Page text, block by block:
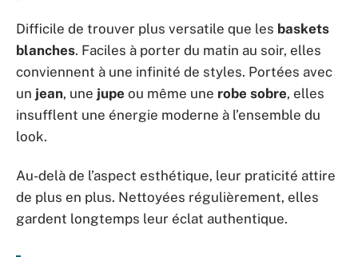
Difficile de trouver plus versatile que les baskets
blanches. Faciles à porter du matin au soir, elles
conviennent à une infinité de styles. Portées avec
un jean, une jupe ou même une robe sobre, elles
insufflent une énergie moderne à l’ensemble du
look.
Au-delà de l’aspect esthétique, leur praticité attire
de plus en plus. Nettoyées régulièrement, elles
gardent longtemps leur éclat authentique.